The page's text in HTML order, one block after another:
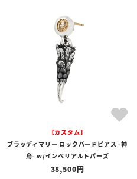
【カスタム】
ブラッディマリー ロックバードピアス -神
烏- w/インペリアルトパーズ
38,500